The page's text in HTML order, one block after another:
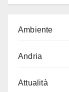
Ambiente
Andria
Attualità